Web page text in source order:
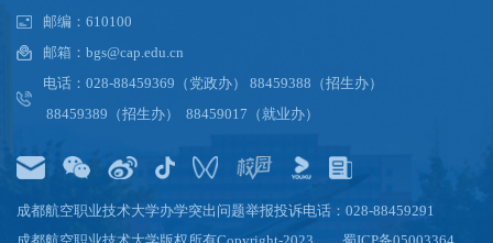
邮编：610100
邮箱：bgs@cap.edu.cn
电话：028-88459369（党政办） 88459388（招生办）
88459389（招生办） 88459017（就业办）
成都航空职业技术大学办学突出问题举报投诉电话：028-88459291